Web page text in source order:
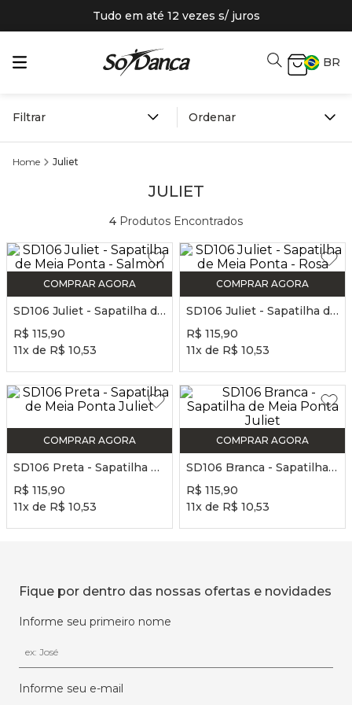
Tudo em até 12 vezes s/ juros
BR
Filtrar
Juliet
JULIET
4 Produtos Encontrados
COMPRAR AGORA
SD106 Juliet - Sapatilha de Meia Ponta - Salmon
R$ 115,90
11x de R$ 10,53
COMPRAR AGORA
SD106 Juliet - Sapatilha de Meia Ponta - Rosa
R$ 115,90
11x de R$ 10,53
COMPRAR AGORA
SD106 Preta - Sapatilha de Meia Ponta Juliet
R$ 115,90
11x de R$ 10,53
COMPRAR AGORA
SD106 Branca - Sapatilha de Meia Ponta Juliet
R$ 115,90
11x de R$ 10,53
Fique por dentro das nossas ofertas e novidades
Informe seu primeiro nome
Informe seu e-mail